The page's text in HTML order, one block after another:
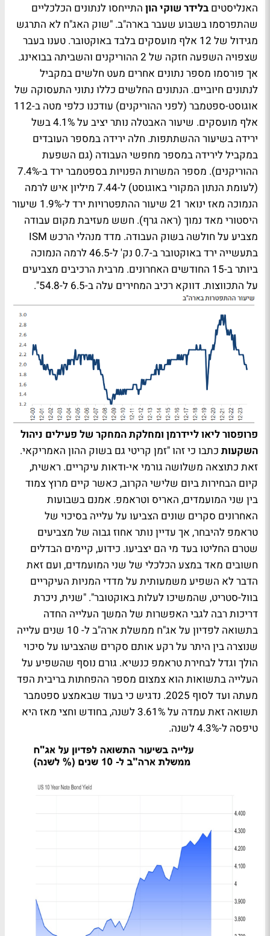
האנליסטים בלידר שוקי הון התייחסו לנתונים הכלכליים
שהתפרסמו בשבוע שעבר בארה"ב. "שוק האג"ח לא התרגש
מגידול של 12 אלף מועסקים בלבד באוקטובר. טענו בעבר
שצפויה השפעה חזקה של 2 ההוריקנים והשביתה בבואינג.
אך פורסמו מספר נתונים אחרים מעט חלשים במקביל
לנתונים חיוביים. הנתונים החלשים כללו נתוני התעסוקה של
אוגוסט-ספטמבר (לפני ההוריקנים) עודכנו כלפי מטה ב-112
אלף מועסקים. שיעור האבטלה נותר יציב על 4.1% בשל
ירידה בשיעור ההשתתפות. חלה ירידה במספר העובדים
במקביל לירידה במספר מחפשי העבודה (גם השפעת
ההוריקנים). מספר המשרות הפנויות בספטמבר ירד ב-7.4%
(לעומת הנתון המקורי באוגוסט) ל-7.44 מיליון איש לרמה
הנמוכה מאז ינואר 21 שיעור ההתפטרויות ירד ל-1.9% שיעור
היסטורי מאד נמוך (ראה גרף). חשש מעזיבת מקום עבודה
מצביע על חולשה בשוק העבודה. מדד מנהלי הרכש ISM
בתעשייה ירד באוקטובר ב-0.7 נק' ל-46.5 לרמה הנמוכה
ביותר ב-15 החודשים האחרונים. מרבית הרכיבים מצביעים
על התכווצות. דווקא רכיב המחירים עלה ב-6.5 ל-54.8".
פרופסור ליאו ליידרמן ומחלקת המחקר של פעילים ניהול
השקעות כתבו כי זהו "זמן קריטי גם בשוק ההון האמריקאי.
זאת כתוצאה משלושה גורמי אי-ודאות עיקריים. ראשית,
קיום הבחירות ביום שלישי הקרוב, כאשר קיים מרוץ צמוד
בין שני המועמדים, האריס וטראמפ. אמנם בשבועות
האחרונים סקרים שונים הצביעו על עלייה בסיכוי של
טראמפ להיבחר, אך עדיין נותר אחוז גבוה של מצביעים
שטרם החליטו בעד מי הם יצביעו. כידוע, קיימים הבדלים
חשובים מאד במצע הכלכלי של שני המועמדים, ועם זאת
הדבר לא השפיע משמעותית על מדדי המניות העיקריים
בוול-סטריט, שהמשיכו לעלות באוקטובר". "שנית, ניכרת
דריכות רבה לגבי האפשרות של המשך העלייה החדה
בתשואה לפדיון על אג"ח ממשלת ארה"ב ל- 10 שנים עלייה
שנוצרה בין היתר על רקע אותם סקרים שהצביעו על סיכוי
הולך וגדל לבחירת טראמפ כנשיא. גורם נוסף שהשפיע על
העלייה בתשואות הוא צמצום מספר ההפחתות בריבית הפד
מעתה ועד לסוף 2025. נדגיש כי בעוד שבאמצע ספטמבר
תשואה זאת עמדה על 3.61% לשנה, בחודש וחצי מאז היא
טיפסה ל-4.3% לשנה.